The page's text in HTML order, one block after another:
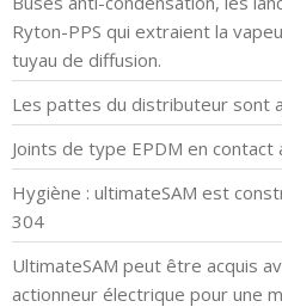
Ryton-PPS qui extraient la
tuyau de diffusion.
Les pattes du distributeur sont
Joints de type EPDM en contact
Hygiène : ultimateSAM est
304
UltimateSAM peut être acquis
actionneur électrique pour une